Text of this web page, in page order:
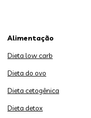
Alimentação
Dieta low carb
Dieta do ovo
Dieta cetogênica
Dieta detox